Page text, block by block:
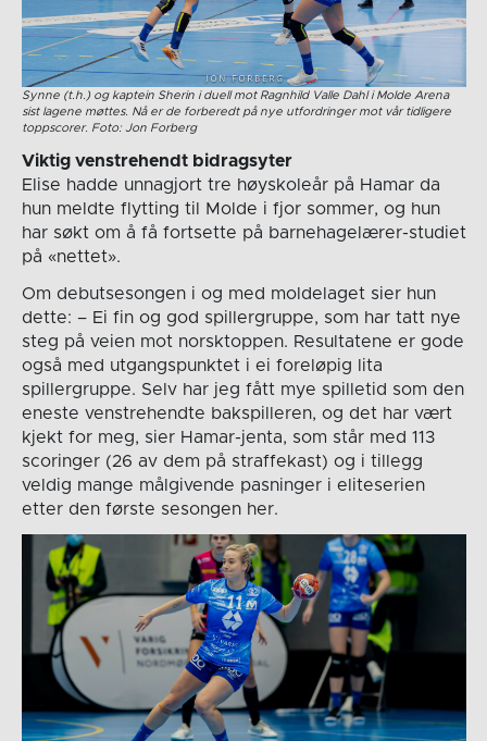
Synne (t.h.) og kaptein Sherin i duell mot Ragnhild Valle Dahl i Molde Arena
sist lagene møttes. Nå er de forberedt på nye utfordringer mot vår tidligere
toppscorer. Foto: Jon Forberg
Viktig venstrehendt bidragsyter
Elise hadde unnagjort tre høyskoleår på Hamar da
hun meldte flytting til Molde i fjor sommer, og hun
har søkt om å få fortsette på barnehagelærer-studiet
på «nettet».
Om debutsesongen i og med moldelaget sier hun
dette: – Ei fin og god spillergruppe, som har tatt nye
steg på veien mot norsktoppen. Resultatene er gode
også med utgangspunktet i ei foreløpig lita
spillergruppe. Selv har jeg fått mye spilletid som den
eneste venstrehendte bakspilleren, og det har vært
kjekt for meg, sier Hamar-jenta, som står med 113
scoringer (26 av dem på straffekast) og i tillegg
veldig mange målgivende pasninger i eliteserien
etter den første sesongen her.